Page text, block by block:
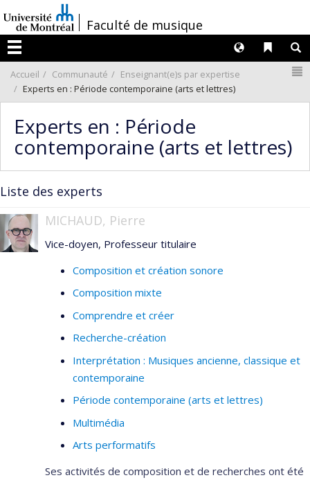
au
contenu
/Faculté de musique
Menu
Liens
Langues
Accueil Communauté
Enseignant(e)s par expertise
Experts en : Période contemporaine (arts et lettres)
Experts en : Période
contemporaine (arts et lettres)
Liste des experts
MICHAUD, Pierre
Vice-doyen, Professeur titulaire
Composition et création sonore
Composition mixte
Comprendre et créer
Recherche-création
Interprétation : Musiques ancienne, classique et
contemporaine
Période contemporaine (arts et lettres)
Multimédia
Arts performatifs
Ses activités de composition et de recherches ont été